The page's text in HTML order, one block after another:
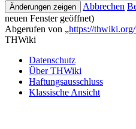
Abbrechen
neuen Fenster geöffnet)
Abgerufen von „https://
THWiki
Datenschutz
Über THWiki
Haftungsausschluss
Klassische Ansicht